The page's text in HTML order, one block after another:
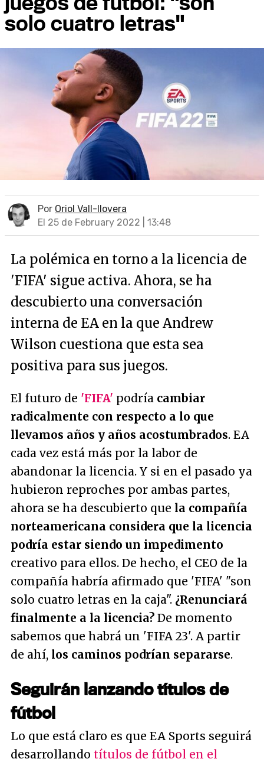
solo cuatro letras"
Por Oriol Vall-llovera
El 25 de February 2022 | 13:48
La polémica en torno a la licencia de
'FIFA' sigue activa. Ahora, se ha
descubierto una conversación
interna de EA en la que Andrew
Wilson cuestiona que esta sea
positiva para sus juegos.
El futuro de 'FIFA' podría cambiar
radicalmente con respecto a lo que
llevamos años y años acostumbrados. EA
cada vez está más por la labor de
abandonar la licencia. Y si en el pasado ya
hubieron reproches por ambas partes,
ahora se ha descubierto que la compañía
norteamericana considera que la licencia
podría estar siendo un impedimento
creativo para ellos. De hecho, el CEO de la
compañía habría afirmado que 'FIFA' "son
solo cuatro letras en la caja". ¿Renunciará
finalmente a la licencia? De momento
sabemos que habrá un 'FIFA 23'. A partir
de ahí, los caminos podrían separarse.
Seguirán lanzando títulos de
fútbol
Lo que está claro es que EA Sports seguirá
desarrollando títulos de fútbol en el